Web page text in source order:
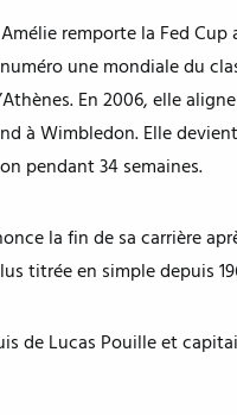
remporte la Fed Cup
une mondiale du
En 2006, elle
à Wimbledon. Elle
pendant 34 semaines.
la fin de sa carrière
titrée en simple depuis
de Lucas Pouille et